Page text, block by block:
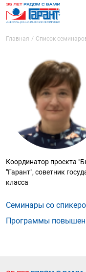
Главная Список
Координатор проекта
"Гарант", советник
класса
Семинары со
Программы